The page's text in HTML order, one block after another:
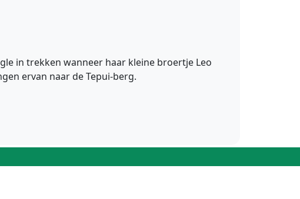
in trekken wanneer haar kleine broertje Leo
ervan naar de Tepui-berg.